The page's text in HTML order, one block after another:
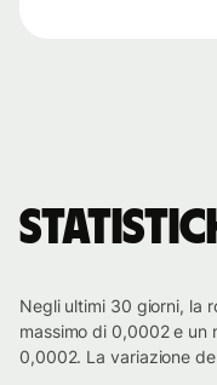
Negli ultimi 30 giorni, la
massimo di 0,0002 e un
0,0002. La variazione